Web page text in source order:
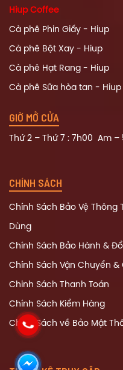
Hiup Coffee
Cà phê Phin Giấy - Hiup
Cà phê Bột Xay - Hiup
Cà phê Hạt Rang - Hiup
Cà phê Sữa hòa tan - Hiup
GIỜ MỞ CỬA
Thứ 2 – Thứ 7 : 7h00 Am –
CHÍNH SÁCH
Chính Sách Bảo Vệ Thông
Dùng
Chính Sách Bảo Hành &
Chính Sách Vận Chuyển &
Chinh Sách Thanh Toán
Chính Sách Kiểm Hàng
Chính Sách về Bảo Mật